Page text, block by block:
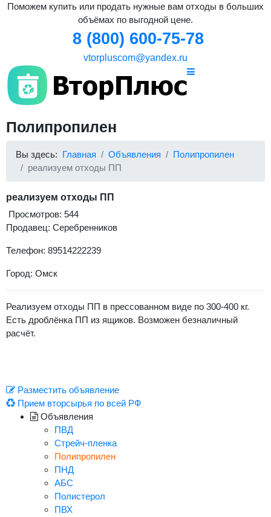
Поможем купить или продать нужные вам отходы в больших
объёмах по выгодной цене.
8 (800) 600-75-78
vtorpluscom@yandex.ru
Полипропилен
Вы здесь: Главная Объявления
Полипропилен
реализуем отходы ПП
реализуем отходы ПП
Просмотров: 544
Продавец: Серебренников
Телефон: 89514222239
Город: Омск
Реализуем отходы ПП в прессованном виде по 300-400 кг.
Есть дроблёнка ПП из ящиков. Возможен безналичный
расчёт.
Разместить объявление
Прием вторсырья по всей РФ
Объявления
ПВД
Стрейч-пленка
Полипропилен
ПНД
АБС
Полистерол
ПВХ